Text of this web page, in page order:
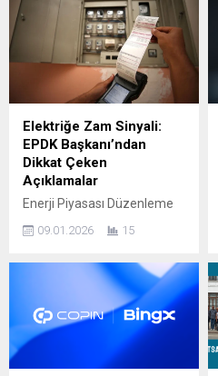
çıkarıldıklarını öne süren
enerji işçilerinin başlattığı
direniş 27’nci gününe
girerken, eylem alanında
dayanışma çağrıları
büyümeye devam ediyor.
Bugün TÜM EMEKLİ-SEN
üyelerinin de destek verdiği
açıklamada, işçiler işe iade
taleplerini yinelerken,
sendikal haklara saygı
gösterilmesi...
Elektriğe Zam Sinyali:
EPDK Başkanı’ndan
Dikkat Çeken
Açıklamalar
Enerji Piyasası Düzenleme
Mustafa Yılmaz, elektrik
açıklamalarla olası bir zam
düzenlemesinin sinyalini
verdi. Yılmaz, elektrik
tarifelerinin son dört yılda
enflasyonun oldukça
gerisinde kaldığını söyledi.
09.01.2026 15